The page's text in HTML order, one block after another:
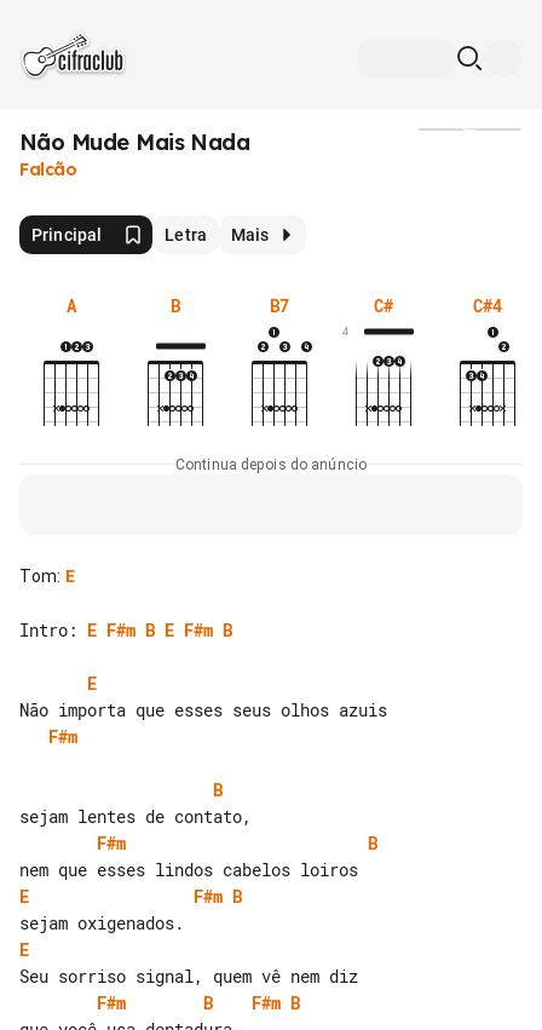
Não Mude Mais Nada
Falcão
Principal Letra Mais
A B B7 C#
4
C#4
Continua depois do anúncio
Tom: E
Intro: E F#m B E F#m B
E
F#m
B
F#m
B
E
F#m B
E
F#m
B F#m B